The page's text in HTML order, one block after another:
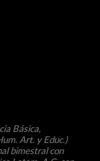
Básica,
Art. y Educ.)
bimestral con